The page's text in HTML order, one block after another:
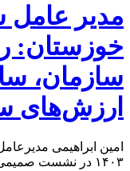
مدیر عامل
خوزستان:
سازمان،
ارزش‌های
۱۴۰۳ در نشست